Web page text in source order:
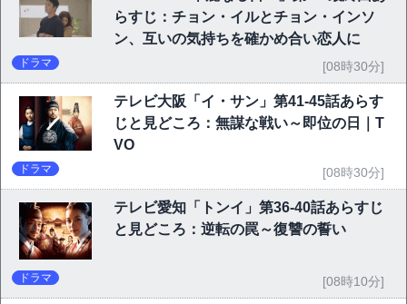
らすじ：チョン・イルとチョン・インソ
ン、互いの気持ちを確かめ合い恋人に
ドラマ [08時30分]
テレビ大阪「イ・サン」第41-45話あらす
じと見どころ：無謀な戦い～即位の日｜T
VO
ドラマ [08時30分]
テレビ愛知「トンイ」第36-40話あらすじ
と見どころ：逆転の罠～復讐の誓い
ドラマ [08時10分]